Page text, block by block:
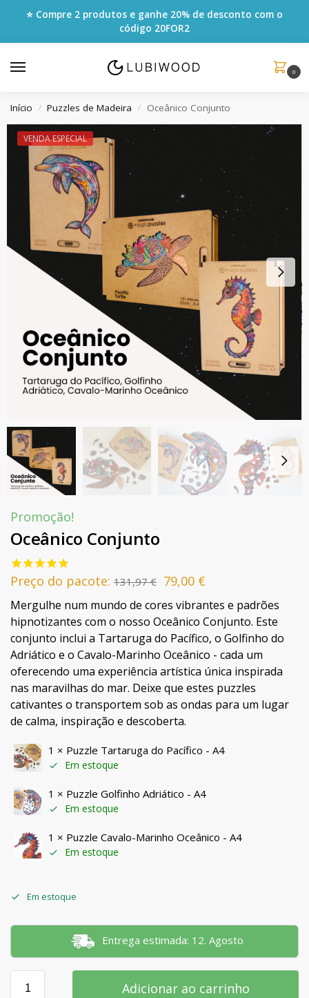
⭐ Compre 2 produtos e ganhe 20% de desconto com o
código 20FOR2
0
Início / Puzzles de Madeira / Oceânico Conjunto
VENDA ESPECIAL
Promoção!
Oceânico Conjunto
Preço do pacote: 131,97€ 79,00 €
Mergulhe num mundo de cores vibrantes e padrões
hipnotizantes com o nosso Oceânico Conjunto. Este
conjunto inclui a Tartaruga do Pacífico, o Golfinho do
Adriático e o Cavalo-Marinho Oceânico - cada um
oferecendo uma experiência artística única inspirada
nas maravilhas do mar. Deixe que estes puzzles
cativantes o transportem sob as ondas para um lugar
de calma, inspiração e descoberta.
1 × Puzzle Tartaruga do Pacífico - A4
Em estoque
1 × Puzzle Golfinho Adriático - A4
Em estoque
1 × Puzzle Cavalo-Marinho Oceânico - A4
Em estoque
Em estoque
Entrega estimada: 12. Agosto
Adicionar ao carrinho